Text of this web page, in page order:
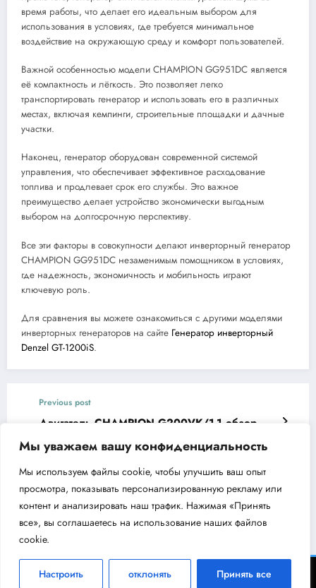
Мы уважаем вашу конфиденциальность
Мы используем файлы cookie, чтобы улучшить ваш опыт
просмотра, показывать персонализированную рекламу или
контент и анализировать наш трафик. Нажимая «Принять
все», вы соглашаетесь на использование наших файлов
cookie.
Настроить отклонять Принять все
время работы, что делает его идеальным выбором для
использования в условиях, где требуется минимальное
воздействие на окружающую среду и комфорт пользователей.
Важной особенностью модели CHAMPION GG951DC является
её компактность и лёгкость. Это позволяет легко
транспортировать генератор и использовать его в различных
местах, включая кемпинги, строительные площадки и дачные
участки.
Наконец, генератор оборудован современной системой
управления, что обеспечивает эффективное расходование
топлива и продлевает срок его службы. Это важное
преимущество делает устройство экономически выгодным
выбором на долгосрочную перспективу.
Все эти факторы в совокупности делают инверторный генератор
CHAMPION GG951DC незаменимым помощником в условиях,
где надежность, экономичность и мобильность играют
ключевую роль.
Для сравнения вы можете ознакомиться с другими моделями
инверторных генераторов на сайте Генератор инверторный
Denzel GT-1200iS.
Previous post
Двигатель CHAMPION G200VK/1-1 обзор
Обзор бензопилы CHAMPION 254-18 0,325
1,5 72 — характеристики и преимущества
ВодоКлин - информационный портал об инженерном оборудовании 2026 |